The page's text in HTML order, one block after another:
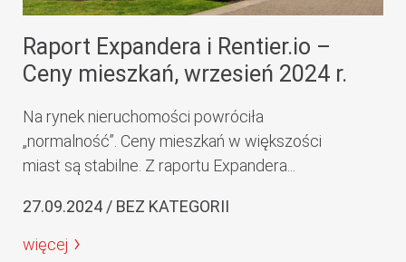
Raport Expandera i Rentier.io –
Ceny mieszkań, wrzesień 2024 r.
Na rynek nieruchomości powróciła
„normalność”. Ceny mieszkań w większości
miast są stabilne. Z raportu Expandera...
27.09.2024 / BEZ KATEGORII
więcej